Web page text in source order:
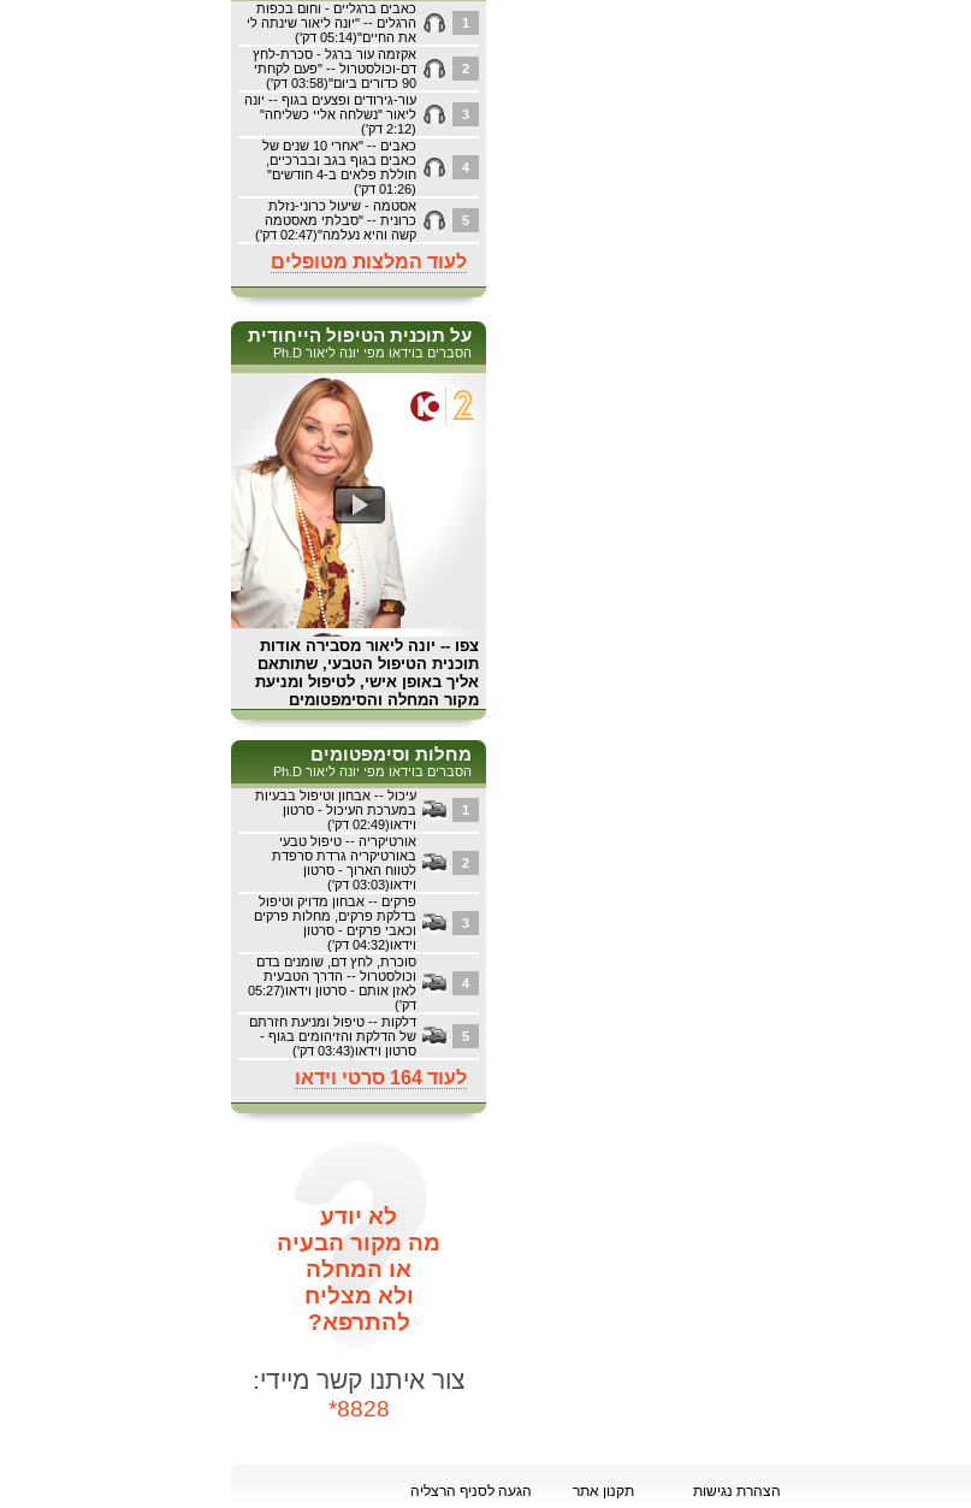
כאבים ברגליים - וחום בכפות
הרגלים -- "יונה ליאור שינתה לי
את החיים"(05:14 דק')
1
אקזמה עור ברגל - סכרת-לחץ
דם-וכולסטרול -- "פעם לקחתי
90 כדורים ביום"(03:58 דק')
2
עור-גירודים ופצעים בגוף -- יונה
ליאור "נשלחה אליי כשליחה"
(2:12 דק')
3
כאבים -- "אחרי 10 שנים של
כאבים בגוף בגב ובברכיים,
חוללת פלאים ב-4 חודשים"
(01:26 דק')
4
אסטמה - שיעול כרוני-נזלת
כרונית -- "סבלתי מאסטמה
קשה והיא נעלמה"(02:47 דק')
5
לעוד המלצות מטופלים
על תוכנית הטיפול הייחודית
הסברים בוידאו מפי יונה ליאור Ph.D
צפו -- יונה ליאור מסבירה אודות
תוכנית הטיפול הטבעי, שתותאם
אליך באופן אישי, לטיפול ומניעת
מקור המחלה והסימפטומים
מחלות וסימפטומים
הסברים בוידאו מפי יונה ליאור Ph.D
עיכול -- אבחון וטיפול בבעיות
במערכת העיכול - סרטון
וידאו(02:49 דק')
1
אורטיקריה -- טיפול טבעי
באורטיקריה גרדת סרפדת
לטווח הארוך - סרטון
וידאו(03:03 דק')
2
פרקים -- אבחון מדויק וטיפול
בדלקת פרקים, מחלות פרקים
וכאבי פרקים - סרטון
וידאו(04:32 דק')
3
סוכרת, לחץ דם, שומנים בדם
וכולסטרול -- הדרך הטבעית
לאזן אותם - סרטון וידאו(05:27
דק')
4
דלקות -- טיפול ומניעת חזרתם
של הדלקת והזיהומים בגוף -
סרטון וידאו(03:43 דק')
5
לעוד 164 סרטי וידאו
לא יודע
מה מקור הבעיה
או המחלה
ולא מצליח
להתרפא?
צור איתנו קשר מיידי:
8828*
הגעה לסניף הרצליה תקנון אתר הצהרת נגישות